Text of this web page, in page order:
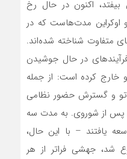
بیفتد، اکنون در حال رخ
اوکراین مدت‌هاست که در
متفاوت شناخته شده‌اند.
در حال جوشیدن
خارج کرده است: از جمله
و گسترش حضور نظامی
پس از شوروی. به مدت سه
یافتند – با این حال،
شد، جهشی فراتر از هر